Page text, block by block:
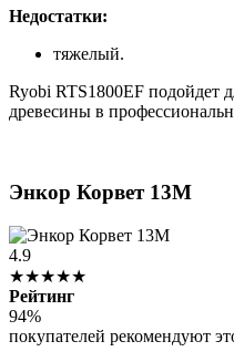
Недостатки:
тяжелый.
Ryobi RTS1800EF подойдет
древесины в
Энкор Корвет 13М
4.9
★★★★★
Рейтинг
94%
покупателей рекомендуют